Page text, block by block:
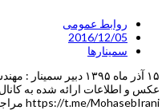
روابط عمومی
2016/12/05
سمینارها
۱۵ آذر ماه ۱۳۹۵ دبیر
عکس و اطلاعات ارائه شده به
https://t.me/MohasebIrani مراجعه نمایید.